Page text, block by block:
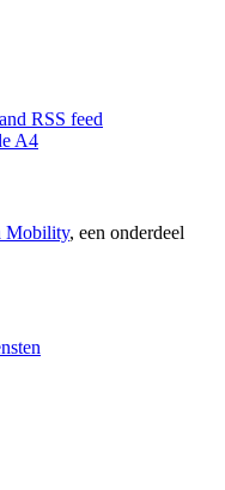
RSS feed
A4
Mobility, een onderdeel